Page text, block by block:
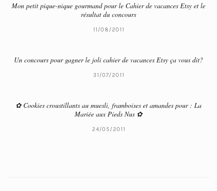
Mon petit pique-nique gourmand pour le Cahier de vacances Etsy et le
résultat du concours
11/08/2011
Un concours pour gagner le joli cahier de vacances Etsy ça vous dit?
31/07/2011
✿ Cookies croustillants au muesli, framboises et amandes pour : La
Mariée aux Pieds Nus ✿
24/05/2011